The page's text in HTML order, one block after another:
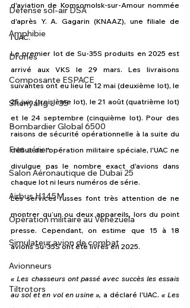
Défense sol-air DSA
Amphibie
Drones
Composante ESPACE
Shenyang J-35
Bombardier Global 6500
Fret aérien
Salon Aéronautique de Dubaï 25
Airbus H145M
Opération militaire au Vénézuela
Simulateur avion de combat
Avionneurs
Tiltrotors
d'aviation de Komsomolsk-sur-Amour nommée
d'après Y. A. Gagarin (KNAAZ), une filiale de
l'UAC.
Le premier lot de Su-35S produits en 2025 est
arrivé aux VKS le 29 mars. Les livraisons
suivantes ont eu lieu le 12 mai (deuxième lot), le
25 juin (troisième lot), le 21 août (quatrième lot)
et le 24 septembre (cinquième lot). Pour des
raisons de sécurité opérationnelle à la suite du
début de l'opération militaire spéciale, l'UAC ne
divulgue pas le nombre exact d'avions dans
chaque lot ni leurs numéros de série.
Les services russes font très attention de ne
montrer qu’un ou deux appareils, lors du point
presse. Cependant, on estime que 15 à 18
avions Su-35S ont été livrés en 2025.
« Les chasseurs ont passé avec succès les essais
au sol et en vol en usine », a déclaré l'UAC. « Les